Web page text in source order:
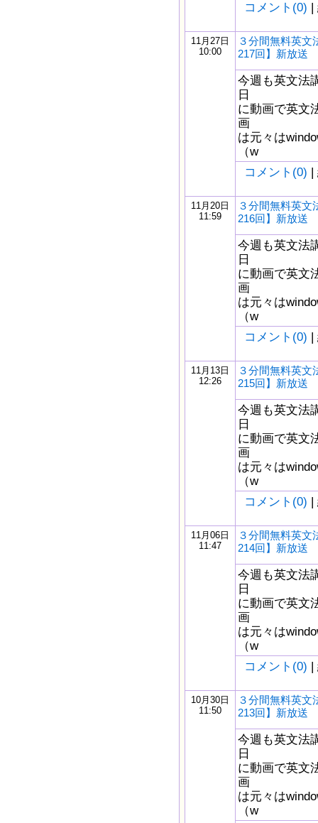
コメント(0) |
11月27日
10:00
３分間無料英文
217回】新放送
今週も英文法
日
に動画で英文
画
は元々は
（w
コメント(0) |
11月20日
11:59
３分間無料英文
216回】新放送
今週も英文法
日
に動画で英文
画
は元々は
（w
コメント(0) |
11月13日
12:26
３分間無料英文
215回】新放送
今週も英文法
日
に動画で英文
画
は元々は
（w
コメント(0) |
11月06日
11:47
３分間無料英文
214回】新放送
今週も英文法
日
に動画で英文
画
は元々は
（w
コメント(0) |
10月30日
11:50
３分間無料英文
213回】新放送
今週も英文法
日
に動画で英文
画
は元々は
（w